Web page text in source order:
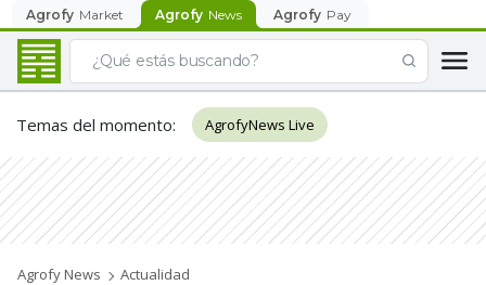
Agrofy Market Agrofy News Agrofy Pay
Temas del momento: AgrofyNews Live
Agrofy News Actualidad